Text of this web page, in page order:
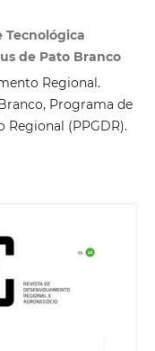
Tecnológica
de Pato Branco
Regional.
Programa de
Regional (PPGDR).